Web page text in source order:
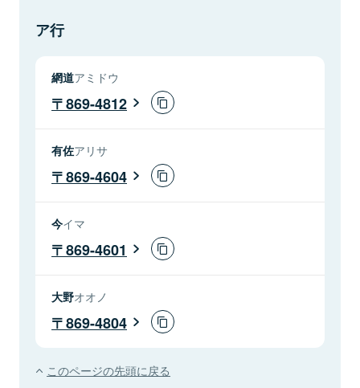
ア行
網道アミドウ
869-4812
有佐アリサ
869-4604
今イマ
869-4601
大野オオノ
869-4804
このページの先頭に戻る